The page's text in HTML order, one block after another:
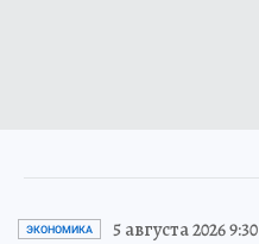
ЭКОНОМИКА 5 августа 2026 9:30